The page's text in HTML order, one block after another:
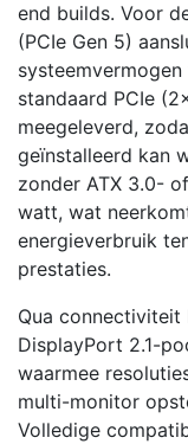
end builds. Voor
(PCIe Gen 5)
standaard PCIe
meegeleverd,
geïnstalleerd kan
zonder ATX 3.0-
watt, wat
energieverbruik
prestaties.
Qua
DisplayPort 2.1-
waarmee
multi-monitor
Volledige